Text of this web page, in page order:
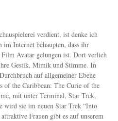
verdient, ist denke ich
im Internet behaupten, dass ihr
Avatar gelungen ist. Dort verlieh
Gestik, Mimik und Stimme. In
auf allgemeiner Ebene
of the Caribbean: The Curie of the
mit unter Terminal, Star Trek,
wird sie im neuen Star Trek “Into
Frauen gibt es auf unserem